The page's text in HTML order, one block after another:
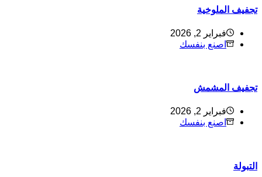
الملوخية
فبراير 2, 2026
اصنع بنفسك
المشمش
فبراير 2, 2026
اصنع بنفسك